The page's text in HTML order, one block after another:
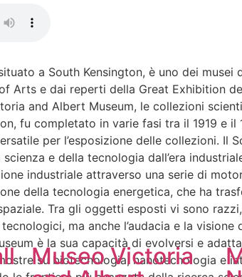
a South Kensington, è uno dei
Arts e dai reperti della Great Exhibition
and Albert Museum, le collezioni
fu completato in varie fasi tra il 1919 e
per l’esposizione delle collezioni.
scienza e della tecnologia dall’era
industriale attraverso una serie di
della tecnologia energetica, che ha
Tra gli oggetti esposti vi sono
ma anche l’audacia e la
è la sua capacità di evolversi e
su biotecnologia, nanotecnologia e
Museo Victoria